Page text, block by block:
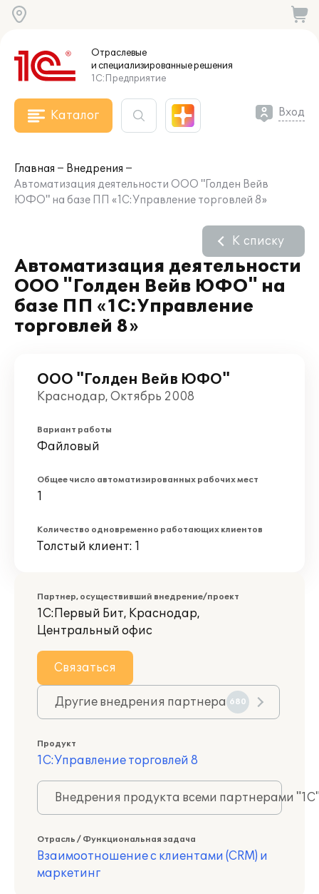
Отраслевые
и специализированныерешения
1С:Предприятие
Каталог Вход
Главная
Внедрения
Автоматизация деятельности ООО "Голден Вейв
ЮФО" на базе ПП «1С:Управление торговлей 8»
Автоматизация деятельности
ООО "Голден Вейв ЮФО" на
базе ПП «1С:Управление
торговлей 8»
К списку
ООО "Голден Вейв ЮФО"
Краснодар, Октябрь 2008
Вариант работы
Файловый
Общее число автоматизированных рабочих мест
1
Количество одновременно работающих клиентов
Толстый клиент: 1
Партнер, осуществивший внедрение/проект
1С:Первый Бит, Краснодар,
Центральный офис
Связаться
Другие внедрения партнера 680
Продукт
1С:Управление торговлей 8
Внедрения продукта всеми партнерами
Отрасль / Функциональная задача
Взаимоотношение с клиентами (CRM) и
маркетинг